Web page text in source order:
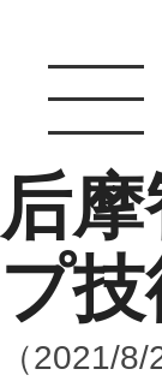
后
プ
（2021/8/